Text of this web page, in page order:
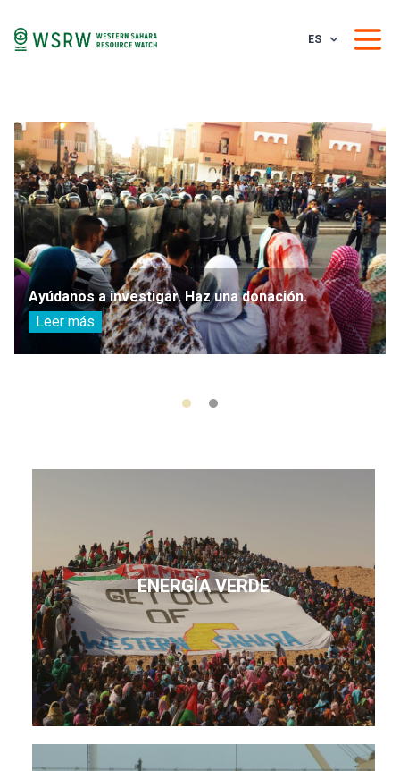
ES
Ayúdanos a investigar. Haz una donación.
Leer más
ENERGÍA VERDE